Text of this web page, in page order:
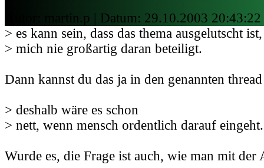
Autor: martin.p | Datum: 29.10.2003 20:43:22
> es kann sein, dass das thema ausgelutscht
> mich nie großartig daran beteiligt.
Dann kannst du das ja in den genannten
> deshalb wäre es schon
> nett, wenn mensch ordentlich darauf
Wurde es, die Frage ist auch, wie man mit der